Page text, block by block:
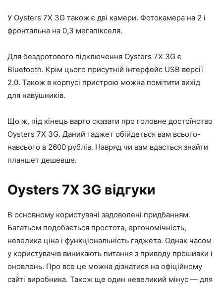
У Oysters 7X 3G також є дві камери. Фотокамера на 2 і
фронтальна на 0,3 мегапікселя.
Для бездротового підключення Oysters 7X 3G є
Bluetooth. Крім цього присутній інтерфейс USB версії
2.0. Також в корпусі пристрою можна помітити вихід
для навушників.
Що ж, під кінець варто сказати про головне достоїнство
Oysters 7X 3G. Даний гаджет обійдеться вам всього-
навсього в 2600 рублів. Навряд чи вам вдасться знайти
планшет дешевше.
Oysters 7X 3G відгуки
В основному користувачі задоволені придбанням.
Багатьом подобається простота, ергономічність,
невелика ціна і функціональність гаджета. Однак часом
у користувачів виникають питання з приводу прошивки і
оновлень. Про все це можна дізнатися на офіційному
сайті виробника. Також ще один невеликий мінус — для